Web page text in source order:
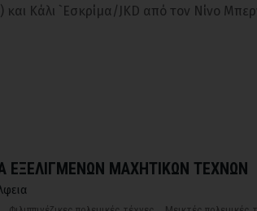
και Κάλι `Εσκρίμα/JKD από τον Νίνο
ΕΞΕΛΙΓΜΕΝΩΝ ΜΑΧΗΤΙΚΩΝ ΤΕΧΝΩΝ